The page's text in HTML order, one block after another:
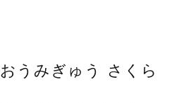
おうみぎゅう さくら